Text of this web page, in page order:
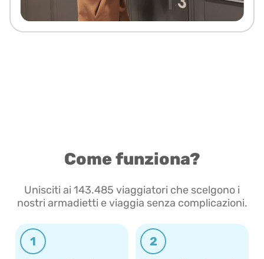
Come funziona?
Unisciti ai 143.485 viaggiatori che scelgono i
nostri armadietti e viaggia senza complicazioni.
1 2